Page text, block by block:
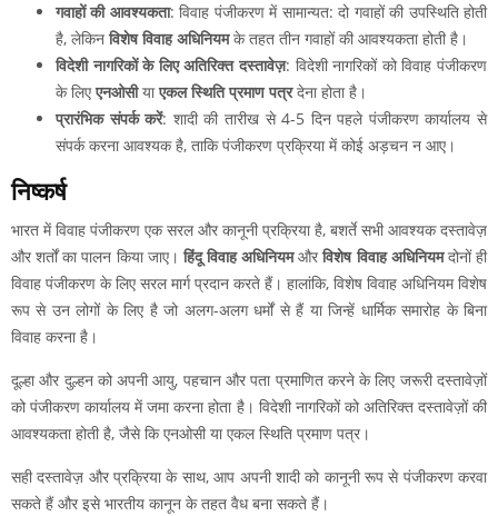
गवाहों की आवश्यकता: विवाह पंजीकरण में सामान्यत: दो गवाहों की उपस्थिति होती
है, लेकिनविशेष विवाह अधिनियमके तहत तीन गवाहों की आवश्यकता होती है।
विदेशी नागरिकों के लिए अतिरिक्त दस्तावेज़: विदेशी नागरिकों को विवाह पंजीकरण
के लिएएनओसीयाएकल स्थिति प्रमाण पत्रदेना होता है।
प्रारंभिक संपर्क करें: शादी की तारीख से 4-5 दिन पहले पंजीकरण कार्यालय से
संपर्क करना आवश्यक है, ताकि पंजीकरण प्रक्रिया में कोई अड़चन न आए।
निष्कर्ष
भारत में विवाह पंजीकरण एक सरल और कानूनी प्रक्रिया है, बशर्ते सभी आवश्यक दस्तावेज़
और शर्तों का पालन किया जाए।हिंदू विवाह अधिनियमऔरविशेष विवाह अधिनियमदोनों ही
विवाह पंजीकरण के लिए सरल मार्ग प्रदान करते हैं। हालांकि, विशेष विवाह अधिनियम विशेष
रूप से उन लोगों के लिए है जो अलग-अलग धर्मों से हैं या जिन्हें धार्मिक समारोह के बिना
विवाह करना है।
दूल्हा और दुल्हन को अपनी आयु, पहचान और पता प्रमाणित करने के लिए जरूरी दस्तावेज़ों
को पंजीकरण कार्यालय में जमा करना होता है। विदेशी नागरिकों को अतिरिक्त दस्तावेज़ों की
आवश्यकता होती है, जैसे कि एनओसी या एकल स्थिति प्रमाण पत्र।
सही दस्तावेज़ और प्रक्रिया के साथ, आप अपनी शादी को कानूनी रूप से पंजीकरण करवा
सकते हैं और इसे भारतीय कानून के तहत वैध बना सकते हैं।